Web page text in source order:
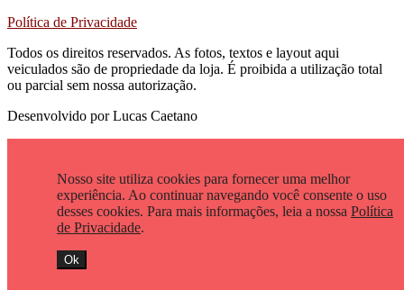
Política de Privacidade
Todos os direitos reservados. As fotos, textos e layout aqui
veiculados são de propriedade da loja. É proibida a utilização total
ou parcial sem nossa autorização.
Desenvolvido por Lucas Caetano
Nosso site utiliza cookies para fornecer uma melhor
experiência. Ao continuar navegando você consente o uso
desses cookies. Para mais informações, leia a nossa Política
de Privacidade.
Ok